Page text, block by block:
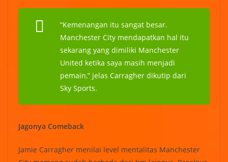
“Kemenangan itu sangat besar.
Manchester City mendapatkan hal itu
sekarang yang dimiliki Manchester
United ketika saya masih menjadi
pemain,” jelas Carragher dikutip dari
Sky Sports.
Jagonya Comeback
Jamie Carragher menilai level mentalitas Manchester